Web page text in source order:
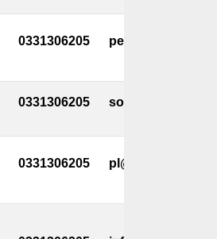
0331306205
0331306205
0331306205